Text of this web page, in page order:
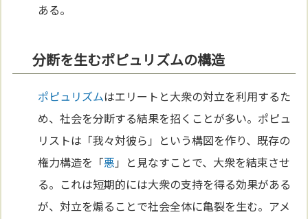
ある。
分断を生むポピュリズムの構造
ポピュリズムはエリートと大衆の対立を利用するた
め、社会を分断する結果を招くことが多い。ポピュ
リストは「我々対彼ら」という構図を作り、既存の
権力構造を「悪 」と見なすことで、大衆を結束させ
る。これは短期的には大衆の支持を得る効果がある
が、対立を煽ることで社会全体に亀裂を生む。アメ